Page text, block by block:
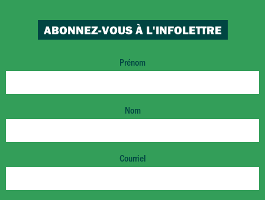
ABONNEZ-VOUS À L'INFOLETTRE
Prénom
Nom
Courriel